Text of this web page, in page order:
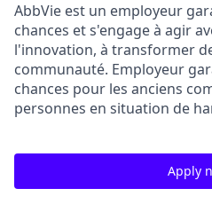
AbbVie est un employeur
chances et s'engage à agir
l'innovation, à transformer
communauté. Employeur
chances pour les anciens
personnes en situation de
Apply